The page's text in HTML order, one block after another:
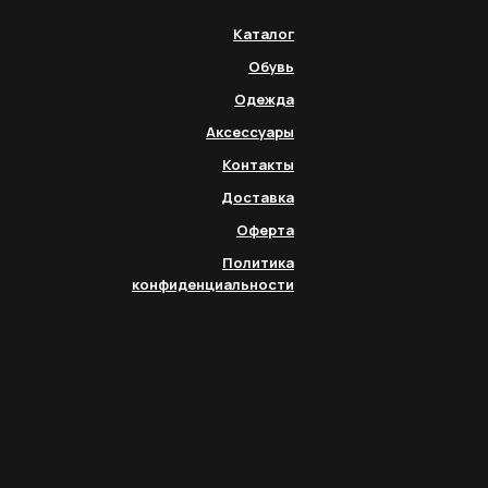
Каталог
Обувь
Одежда
Аксессуары
Контакты
Доставка
Оферта
Политика
конфиденциальности